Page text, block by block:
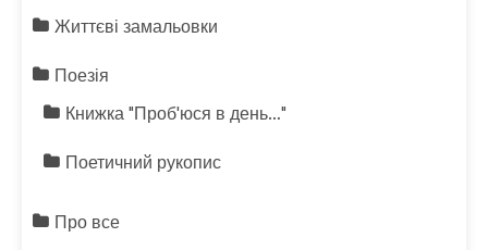
Життєві замальовки
Поезія
Книжка "Проб'юся в день…"
Поетичний рукопис
Про все